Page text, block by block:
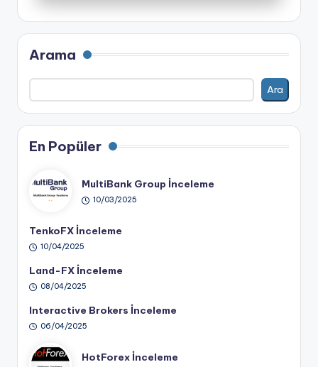
Arama
Ara
En Popüler
MultiBank Group İnceleme
10/03/2025
TenkoFX İnceleme
10/04/2025
Land-FX İnceleme
08/04/2025
Interactive Brokers İnceleme
06/04/2025
HotForex İnceleme